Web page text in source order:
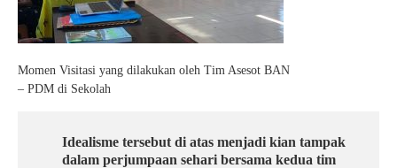
Momen Visitasi yang dilakukan oleh Tim Asesot BAN
– PDM di Sekolah
Idealisme tersebut di atas menjadi kian tampak
dalam perjumpaan sehari bersama kedua tim